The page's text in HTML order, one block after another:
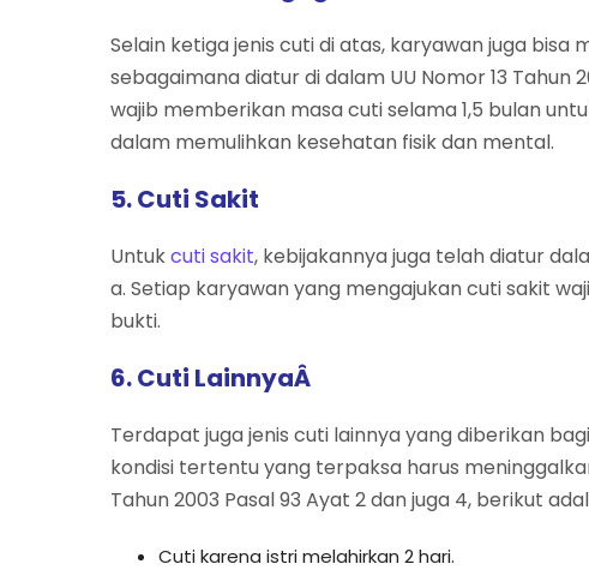
Selain ketiga jenis cuti di atas, karyawan juga bisa
sebagaimana diatur di dalam UU Nomor 13 Tahun
wajib memberikan masa cuti selama 1,5 bulan
dalam memulihkan kesehatan fisik dan mental.
5. Cuti Sakit
Untukcuti sakit, kebijakannya juga telah diatur
a. Setiap karyawan yang mengajukan cuti sakit
bukti.
6. Cuti LainnyaÂ
Terdapat juga jenis cuti lainnya yang diberikan
kondisi tertentu yang terpaksa harus
Tahun 2003 Pasal 93 Ayat 2 dan juga 4, berikut
Cuti karena istri melahirkan 2 hari.